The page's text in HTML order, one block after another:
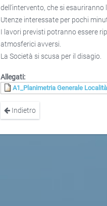
dell’intervento, che si
Utenze interessate per pochi
I lavori previsti potranno essere
atmosferici avversi.
La Società si scusa per il disagio.
Allegati:
A1_Planimetria Generale
Indietro